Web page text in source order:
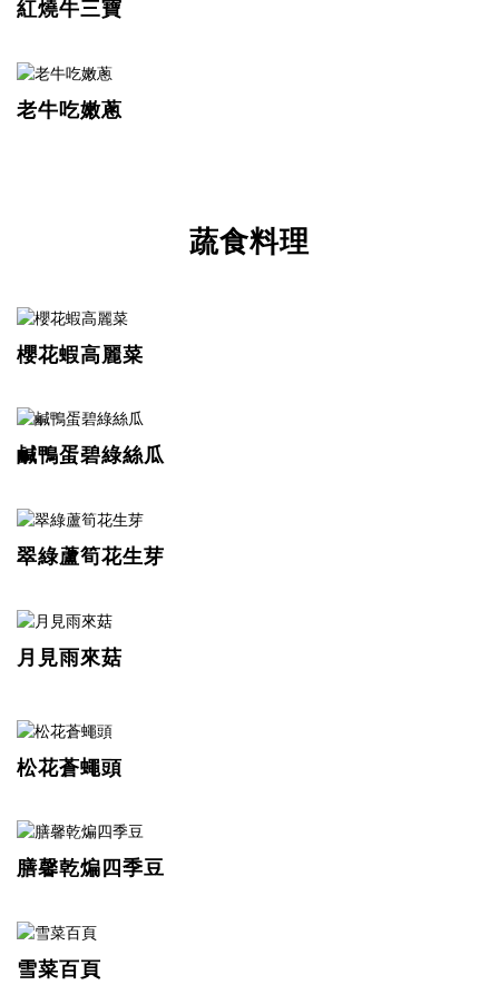
紅燒牛三寶
老牛吃嫩蔥
蔬食料理
櫻花蝦高麗菜
鹹鴨蛋碧綠絲瓜
翠綠蘆筍花生芽
月見雨來菇
松花蒼蠅頭
膳馨乾煸四季豆
雪菜百頁